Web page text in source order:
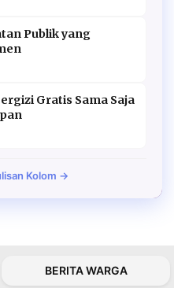
Publik yang
Gratis Sama Saja
Kolom →
BERITA WARGA